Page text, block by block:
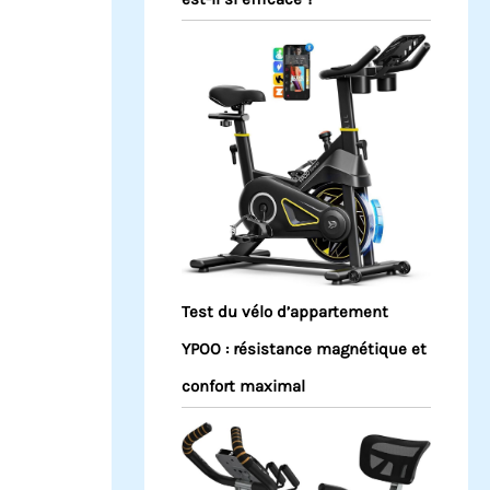
Test du vélo d’appartement
YPOO : résistance magnétique et
confort maximal